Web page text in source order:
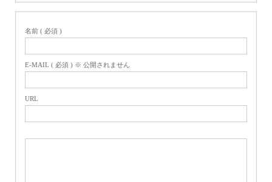
名前 ( 必須 )
E-MAIL ( 必須 ) ※ 公開されません
URL